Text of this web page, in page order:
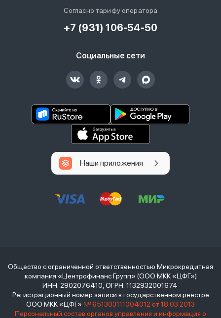
Согласно тарифу оператора
+7 (931) 106-54-50
Социальные сети
Наши приложения
Общество с ограниченной ответственностью Микрокредитная
компания «Центрофинанс Групп» (ООО МКК «ЦФГ»)
ИНН: 2902076410, ОГРН: 1132932001674
Регистрационный номер записи в государственном реестре
ООО МКК «ЦФГ» № 651303111004012 от 18.03.2013
Персональный состав органов управления и информация о